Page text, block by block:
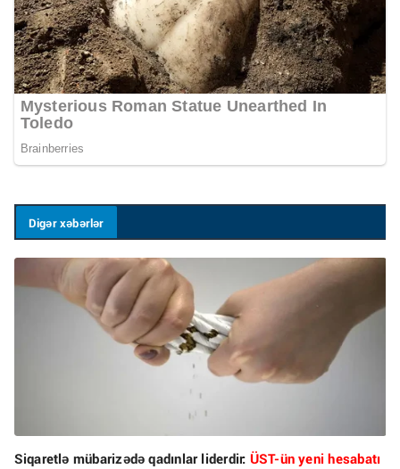
Digər xəbərlər
Siqaretlə mübarizədə qadınlar liderdir: ÜST-ün yeni hesabatı